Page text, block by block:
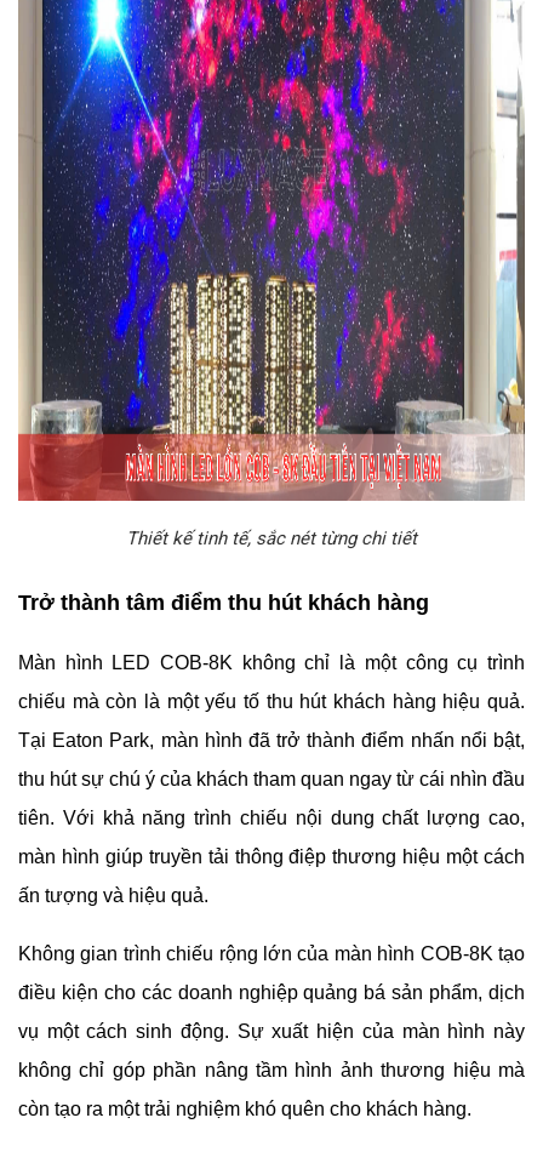
Thiết kế tinh tế, sắc nét từng chi tiết
Trở thành tâm điểm thu hút khách hàng
Màn hình LED COB-8K không chỉ là một công cụ trình
chiếu mà còn là một yếu tố thu hút khách hàng hiệu quả.
Tại Eaton Park, màn hình đã trở thành điểm nhấn nổi bật,
thu hút sự chú ý của khách tham quan ngay từ cái nhìn đầu
tiên. Với khả năng trình chiếu nội dung chất lượng cao,
màn hình giúp truyền tải thông điệp thương hiệu một cách
ấn tượng và hiệu quả.
Không gian trình chiếu rộng lớn của màn hình COB-8K tạo
điều kiện cho các doanh nghiệp quảng bá sản phẩm, dịch
vụ một cách sinh động. Sự xuất hiện của màn hình này
không chỉ góp phần nâng tầm hình ảnh thương hiệu mà
còn tạo ra một trải nghiệm khó quên cho khách hàng.